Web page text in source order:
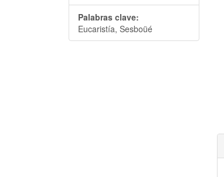
Palabras clave:
Eucaristía, Sesboüé